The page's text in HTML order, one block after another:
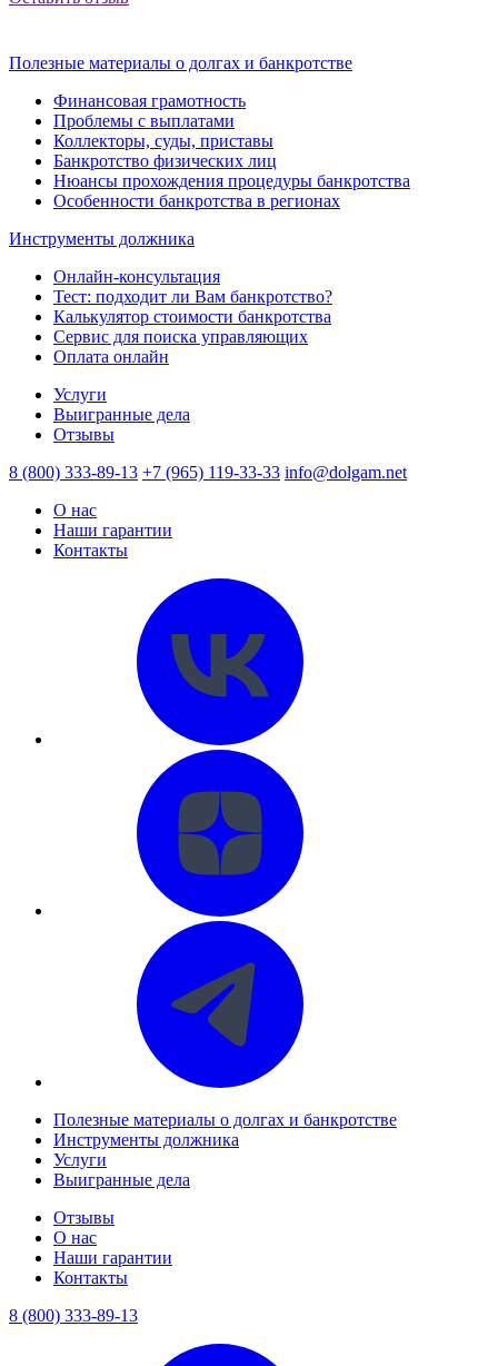
Полезные материалы о долгах и банкротстве
Финансовая грамотность
Проблемы с выплатами
Коллекторы, суды, приставы
Банкротство физических лиц
Нюансы прохождения процедуры банкротства
Особенности банкротства в регионах
Инструменты должника
Онлайн-консультация
Тест: подходит ли Вам банкротство?
Калькулятор стоимости банкротства
Сервис для поиска управляющих
Оплата онлайн
Услуги
Выигранные дела
Отзывы
8 (800) 333-89-13 +7 (965) 119-33-33 info@dolgam.net
О нас
Наши гарантии
Контакты
Полезные материалы о долгах и банкротстве
Инструменты должника
Услуги
Выигранные дела
Отзывы
О нас
Наши гарантии
Контакты
8 (800) 333-89-13